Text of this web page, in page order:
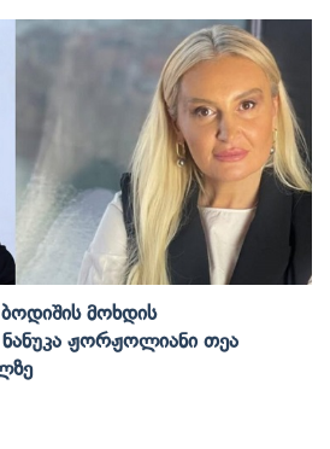
Მოხდის
Ჟორჟოლიანი Თეა